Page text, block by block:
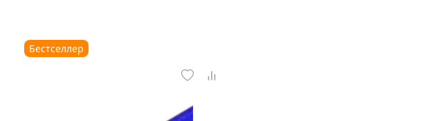
Бестселлер